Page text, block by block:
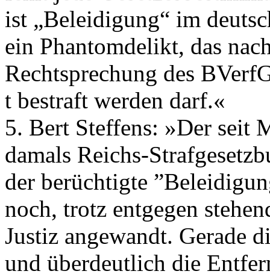
ist „Beleidigung“ im
ein Phantomdelikt, das
Rechtsprechung des
t bestraft werden darf.«
5. Bert Steffens: »Der seit
damals Reichs-
der berüchtigte
noch, trotz entgegen
Justiz angewandt. Gerade
und überdeutlich die